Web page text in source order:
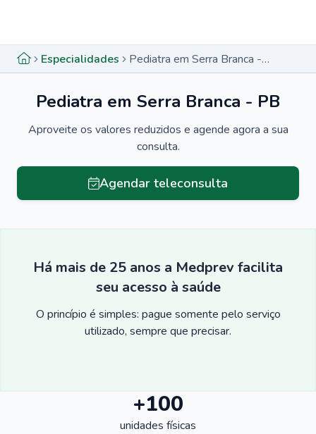
Especialidades Pediatra em Serra Branca - PB
Pediatra em Serra Branca - PB
Aproveite os valores reduzidos e agende agora a sua
consulta.
Agendar teleconsulta
Há mais de 25 anos a Medprev facilita
seu acesso à saúde
O princípio é simples: pague somente pelo serviço
utilizado, sempre que precisar.
+100
unidades físicas